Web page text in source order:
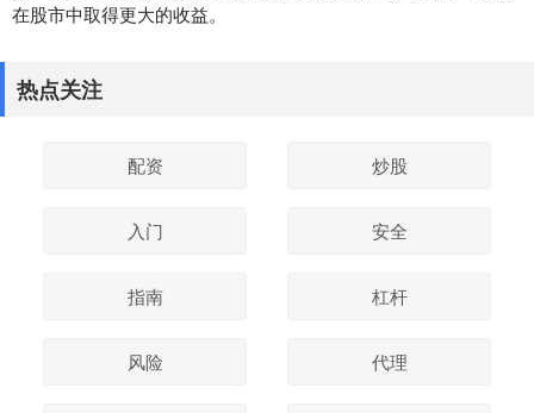
在股市中取得更大的收益。
热点关注
配资 炒股
入门 安全
指南 杠杆
风险 代理